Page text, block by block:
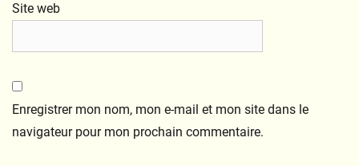
Site web
Enregistrer mon nom, mon e-mail et mon site dans le
navigateur pour mon prochain commentaire.